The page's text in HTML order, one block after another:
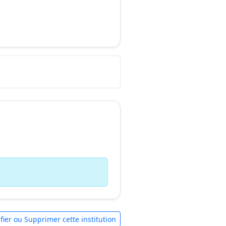
ou Supprimer cette institution